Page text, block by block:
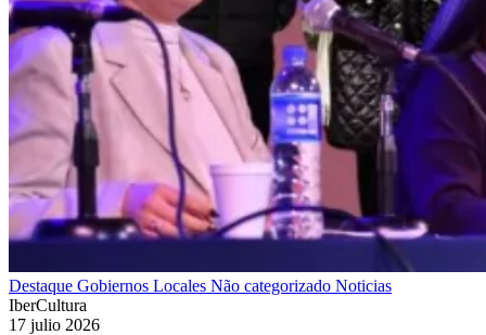
Destaque Gobiernos Locales Não categorizado Noticias
IberCultura
17 julio 2026